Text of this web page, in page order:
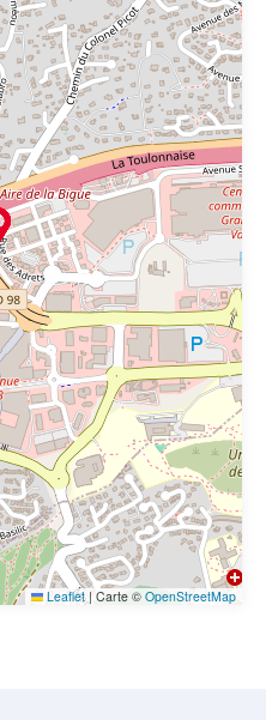
Leaflet | Carte © OpenStreetMap